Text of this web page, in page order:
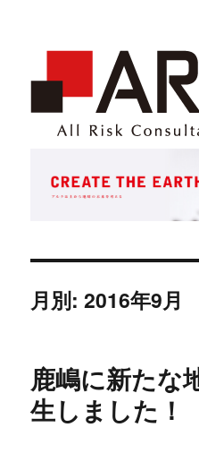
月別: 2016年9月
鹿嶋に新たな
生しました！